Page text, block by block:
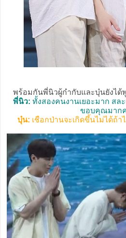
พร้อมกันพี่นิวผู้กำกับและบุ๋นยังไ
พี่นิว: ทั้งสองคนงานเยอะมาก สล
ขอบคุณมาก
บุ๋น: เชือกป่านจะเกิดขึ้นไม่ได้ถ้